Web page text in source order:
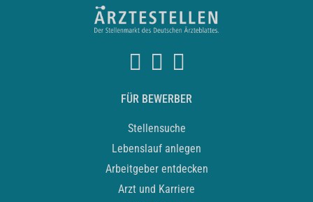
FÜR BEWERBER
Stellensuche
Lebenslauf anlegen
Arbeitgeber entdecken
Arzt und Karriere